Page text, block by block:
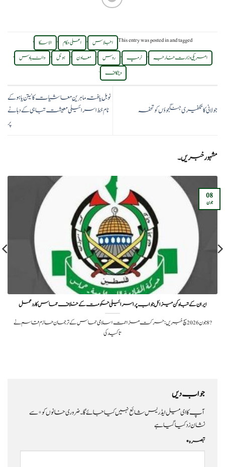
This entry was posted inand tagged اجلاس , اعلی حکام , الاسکا ,
امریکی وزارت خارجہ , ٹرمپ , روس , معاون , ہوٹل , وائٹ ہاوس ,
ویتکاف
.
جولانی کا تکفیری جنگجوؤں کو تحفہ
نوبل یافتہ ماہرینِ معاشیات کا نیتن یاہو کے
نام خط اسرائیلی معیشت تباہی کے دہانے
پر
مشہور خبریں۔
ایران کے تباہ کن میزائل جواب پر اسرائیلی حکومت کے خلاف حماس کا ردعمل
?️ 8 جون 2026سچ خبریں: حرکت مزاحمت اسلامی حماس کے ترجمان حازم قاسم نے
تاکید کی
08
جون
جواب دیں
آپ کا ای میل ایڈریس شائع نہیں کیا جائے گا۔ضروری خانوں کو*سے
نشان زد کیا گیا ہے
تبصرہ*